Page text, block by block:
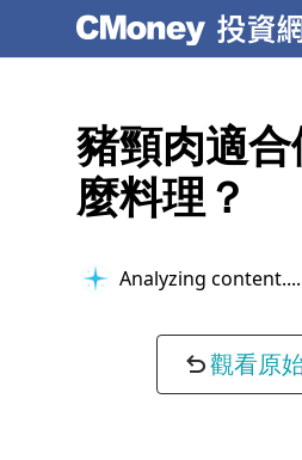
豬頸肉適
麼料理？
Analyzing content...
觀看原